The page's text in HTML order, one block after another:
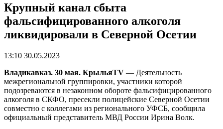
Крупный канал сбыта
фальсифицированного алкоголя
ликвидировали в Северной Осетии
13:10 30.05.2023
Владикавказ. 30 мая. КрыльяTV — Деятельность
межрегиональной группировки, участники которой
подозреваются в незаконном обороте фальсифицированного
алкоголя в СКФО, пресекли полицейские Северной Осетии
совместно с коллегами из регионального УФСБ, сообщила
официальный представитель МВД России Ирина Волк.